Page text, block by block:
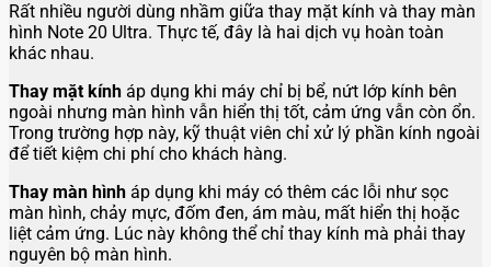
Rất nhiều người dùng nhầm giữa thay mặt kính và thay màn
hình Note 20 Ultra. Thực tế, đây là hai dịch vụ hoàn toàn
khác nhau.
Thay mặt kính áp dụng khi máy chỉ bị bể, nứt lớp kính bên
ngoài nhưng màn hình vẫn hiển thị tốt, cảm ứng vẫn còn ổn.
Trong trường hợp này, kỹ thuật viên chỉ xử lý phần kính ngoài
để tiết kiệm chi phí cho khách hàng.
Thay màn hình áp dụng khi máy có thêm các lỗi như sọc
màn hình, chảy mực, đốm đen, ám màu, mất hiển thị hoặc
liệt cảm ứng. Lúc này không thể chỉ thay kính mà phải thay
nguyên bộ màn hình.